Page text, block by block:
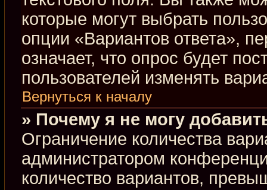
которые могут выбрать
опции «Вариантов ответа»,
означает, что опрос будет
пользователей изменять
Вернуться к началу
» Почему я не могу
Ограничение количества
администратором
количество вариантов,